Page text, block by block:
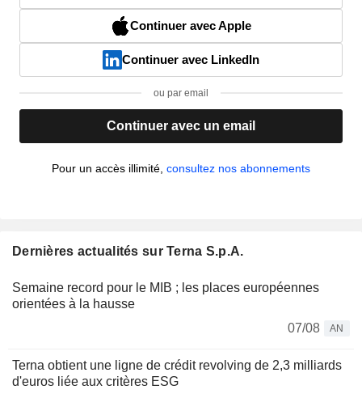
Continuer avec Apple
Continuer avec LinkedIn
ou par email
Continuer avec un email
Pour un accès illimité, consultez nos abonnements
Dernières actualités sur Terna S.p.A.
Semaine record pour le MIB ; les places européennes
orientées à la hausse
07/08
AN
Terna obtient une ligne de crédit revolving de 2,3 milliards
d'euros liée aux critères ESG